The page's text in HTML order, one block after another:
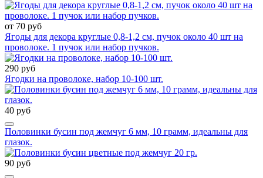
от 70 руб
Ягоды для декора круглые 0,8-1,2 см, пучок около 40 шт на
проволоке. 1 пучок или набор пучков.
290 руб
Ягодки на проволоке, набор 10-100 шт.
40 руб
Половинки бусин под жемчуг 6 мм, 10 грамм, идеальны для
глазок.
90 руб